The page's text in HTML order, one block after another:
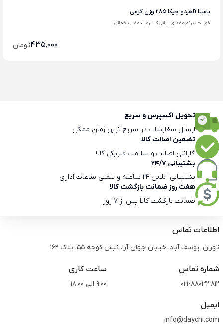
پاستا آلفردو چیکا 285 وزن گرمی
خورشت ، برنج و غذای ایرانی کنسرو شده غیر یخچالی
435,000تومان
تحویل اکسپرس و سریع
ارسال سفارشات در سریع ترین زمان ممکن
تضمین اصالت کالا
گارانتی اصالت و سلامت فیزیکی کالا
پشتیبانی 24/7
پشتیبانی آنلاین 24 ساعته و تلفنی ساعات اداری
هفت روز ضمانت بازگشت کالا
ضمانت بازگشت کالا پس از 7 روز
اطلاعات تماس
تهران، یوسف آباد، خیابان جهان آرا، نبش کوچه 55، پلاک 162
شماره تماس
021-88033812
ساعت کاری
9:00 الی 18:00
ایمیل
info@daychi.com